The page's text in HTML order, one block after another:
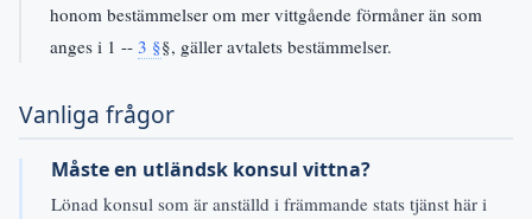
honom bestämmelser om mer vittgående förmåner än som
anges i 1 -- 3 §§, gäller avtalets bestämmelser.
Vanliga frågor
Måste en utländsk konsul vittna?
Lönad konsul som är anställd i främmande stats tjänst här i